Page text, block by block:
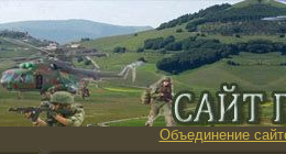
Объединение